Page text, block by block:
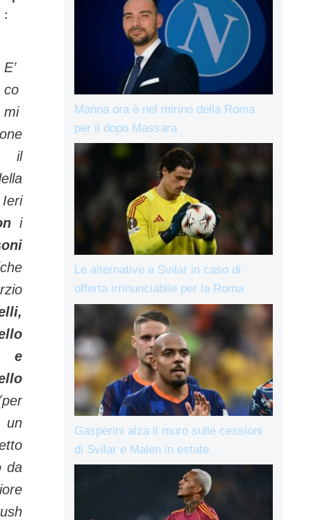
:
E’
co
mi
il
i
e
un
da
Manna ora è nel mirino della Roma
per il dopo Massara
Le alternative a Svilar in caso di
offerta irrinunciabile per la Roma
Gasperini alza il muro sulle cessioni
di Svilar e Malen in estate